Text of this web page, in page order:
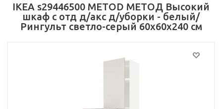
IKEA s29446500 METOD МЕТОД Высокий
шкаф с отд д/акс д/уборки - белый/
Рингульт светло-серый 60x60x240 см